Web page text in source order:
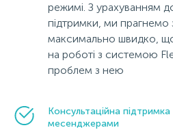
режимі. З урахуванням
підтримки, ми прагнемо
максимально швидко,
на роботі з системою
проблем з нею
Консультаційна
месенджерами